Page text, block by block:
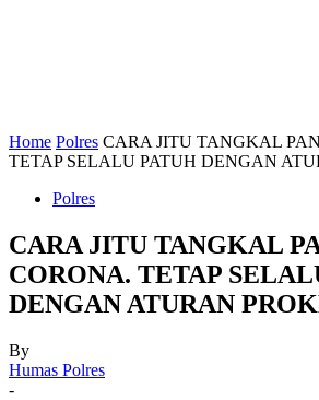
Home Polres CARA JITU TANGKAL
TETAP SELALU PATUH DENGAN
Polres
CARA JITU TANGKAL
CORONA. TETAP
DENGAN ATURAN
By
Humas Polres
-